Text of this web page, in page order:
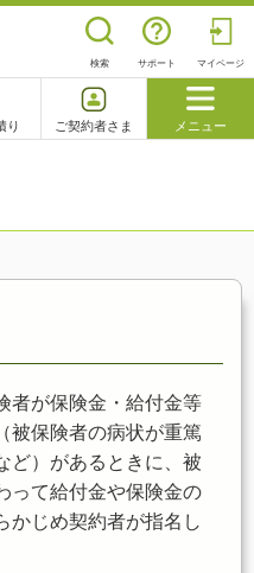
検索 サポート マイページ
り ご契約者さま メニュー
者が保険金・給付金等
被保険者の病状が重篤
ど）があるときに、被
って給付金や保険金の
かじめ契約者が指名し